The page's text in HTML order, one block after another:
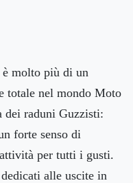
è molto più di un
totale nel mondo Moto
dei raduni Guzzisti:
forte senso di
per tutti i gusti.
alle uscite in